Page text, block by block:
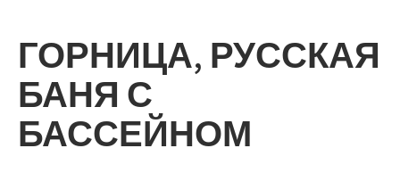
ГОРНИЦА, РУССКАЯ
БАНЯ С
БАССЕЙНОМ